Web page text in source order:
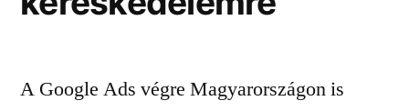
A Google Ads végre Magyarországon is